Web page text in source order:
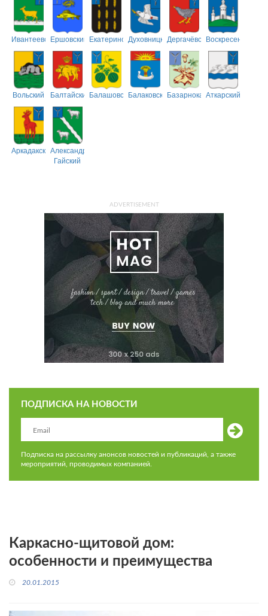
ИвантеевскийЕршовский ЕкатериновскийДуховницкийДергачёвскийВоскресенский
Вольский БалтайскийБалашовскийБалаковскийБазарнокарабулакский
Аткарский
АркадакскийАлександрово-
Гайский
ADVERTISEMENT
ПОДПИСКА НА НОВОСТИ
Подписка на рассылку анонсов новостей и публикаций, а также
мероприятий, проводимых компанией.
Каркасно-щитовой дом:
особенности и преимущества
20.01.2015